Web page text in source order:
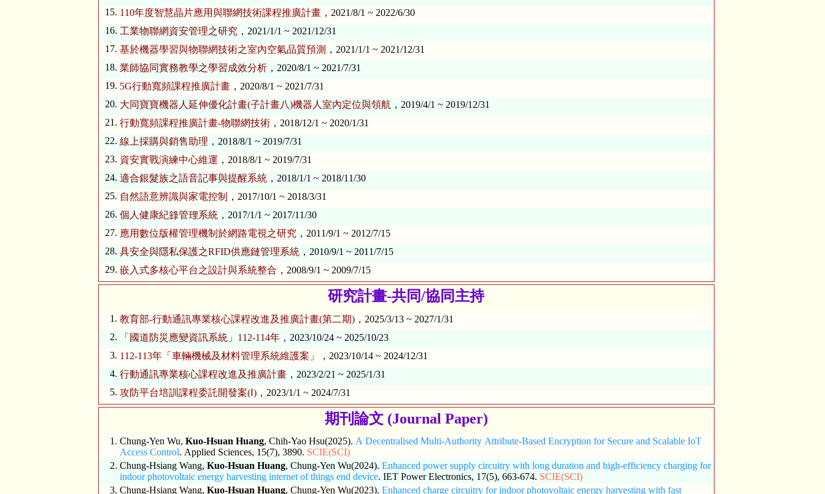
15. 110年度智慧晶片應用與聯網技術課程推廣計畫 ，2021/8/1 ~ 2022/6/30
16. 工業物聯網資安管理之研究 ，2021/1/1 ~ 2021/12/31
17. 基於機器學習與物聯網技術之室內空氣品質預測 ，2021/1/1 ~ 2021/12/31
18. 業師協同實務教學之學習成效分析 ，2020/8/1 ~ 2021/7/31
19. 5G行動寬頻課程推廣計畫 ，2020/8/1 ~ 2021/7/31
20. 大同寶寶機器人延伸優化計畫(子計畫八)機器人室內定位與領航 ，2019/4/1 ~ 2019/12/31
21. 行動寬頻課程推廣計畫-物聯網技術 ，2018/12/1 ~ 2020/1/31
22. 線上採購與銷售助理 ，2018/8/1 ~ 2019/7/31
23. 資安實戰演練中心維運 ，2018/8/1 ~ 2019/7/31
24. 適合銀髮族之語音記事與提醒系統 ，2018/1/1 ~ 2018/11/30
25. 自然語意辨識與家電控制
，2017/10/1 ~ 2018/3/31
26. 個人健康紀錄管理系統 ，2017/1/1 ~ 2017/11/30
27. 應用數位版權管理機制於網路電視之研究 ，2011/9/1 ~ 2012/7/15
28. 具安全與隱私保護之RFID供應鏈管理系統 ，2010/9/1 ~ 2011/7/15
29. 嵌入式多核心平台之設計與系統整合 ，2008/9/1 ~ 2009/7/15
研究計畫-共同/協同主持
1. 教育部-行動通訊專業核心課程改進及推廣計畫(第二期) ，2025/3/13 ~ 2027/1/31
2.
「國道防災應變資訊系統」112-114年 ，2023/10/24 ~ 2025/10/23
3. 112-113年「車輛機械及材料管理系統維護案」
，2023/10/14 ~ 2024/12/31
4. 行動通訊專業核心課程改進及推廣計畫 ，2023/2/21 ~ 2025/1/31
5. 攻防平台培訓課程委託開發案(Ⅰ) ，2023/1/1 ~ 2024/7/31
期刊論文 (Journal Paper)
1. Chung-Yen Wu,Kuo-Hsuan Huang, Chih-Yao Hsu(2025). A Decentralised Multi-Authority Attribute-Based Encryption for Secure and Scalable IoT
Access Control. Applied Sciences, 15(7), 3890. SCIE(SCI)
2. Chung-Hsiang Wang,Kuo-Hsuan Huang, Chung-Yen Wu(2024).Enhanced power supply circuitry with long duration and high-efficiency charging for
indoor photovoltaic energy harvesting internet of things end device. IET Power Electronics, 17(5), 663-674. SCIE(SCI)
3. Chung-Hsiang Wang,Kuo-Hsuan Huang, Chung-Yen Wu(2023).Enhanced charge circuitry for indoor photovoltaic energy harvesting with fast